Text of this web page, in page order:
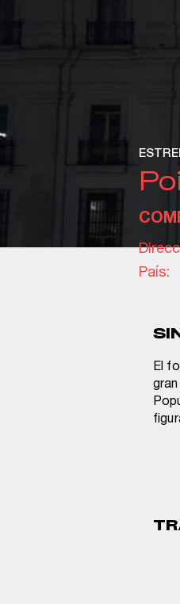
País:
El